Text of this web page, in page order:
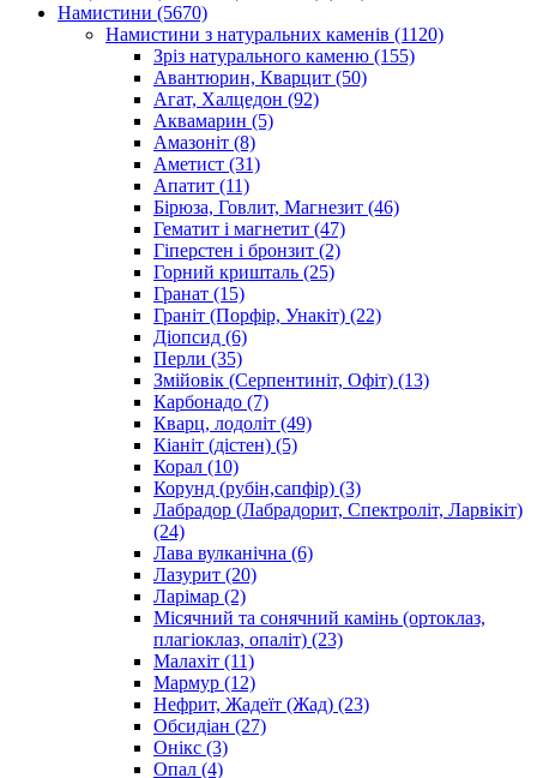
Намистини (5670)
Намистини з натуральних каменів (1120)
Зріз натурального каменю (155)
Авантюрин, Кварцит (50)
Агат, Халцедон (92)
Аквамарин (5)
Амазоніт (8)
Аметист (31)
Апатит (11)
Бірюза, Говлит, Магнезит (46)
Гематит і магнетит (47)
Гіперстен і бронзит (2)
Горний кришталь (25)
Гранат (15)
Граніт (Порфір, Унакіт) (22)
Діопсид (6)
Перли (35)
Змійовік (Серпентиніт, Офіт) (13)
Карбонадо (7)
Кварц, лодоліт (49)
Кіаніт (дістен) (5)
Корал (10)
Корунд (рубін,сапфір) (3)
Лабрадор (Лабрадорит, Спектроліт, Ларвікіт)
(24)
Лава вулканічна (6)
Лазурит (20)
Ларімар (2)
Місячний та сонячний камінь (ортоклаз,
плагіоклаз, опаліт) (23)
Малахіт (11)
Мармур (12)
Нефрит, Жадеїт (Жад) (23)
Обсидіан (27)
Онікс (3)
Опал (4)